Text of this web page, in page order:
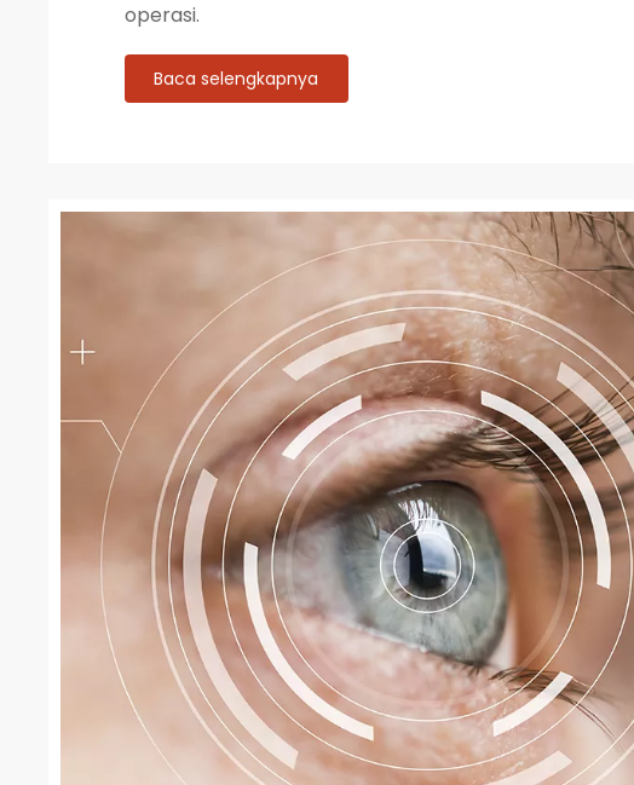
operasi.
Baca selengkapnya